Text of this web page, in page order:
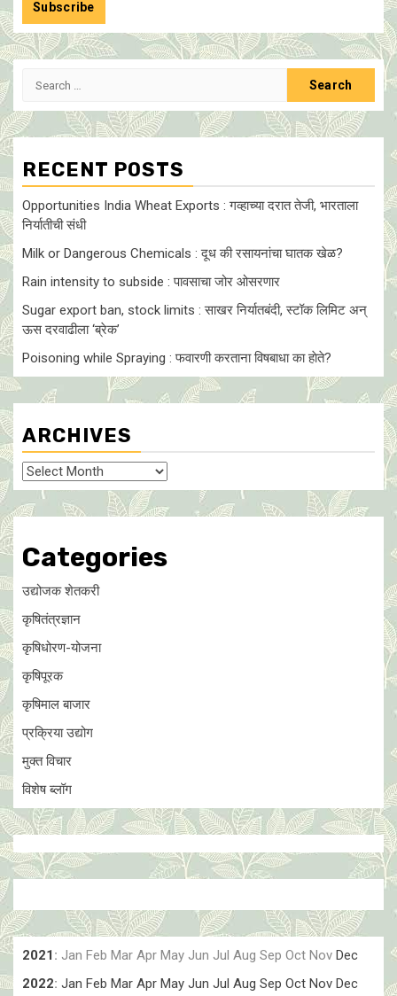
Search
RECENT POSTS
Opportunities India Wheat Exports : गव्हाच्या दरात तेजी, भारताला
निर्यातीची संधी
Milk or Dangerous Chemicals : दूध की रसायनांचा घातक खेळ?
Rain intensity to subside : पावसाचा जोर ओसरणार
Sugar export ban, stock limits : साखर निर्यातबंदी, स्टॉक लिमिट अन्
ऊस दरवाढीला ‘ब्रेक’
Poisoning while Spraying : फवारणी करताना विषबाधा का हाेते?
ARCHIVES
Archives
Categories
उद्योजक शेतकरी
कृषितंत्रज्ञान
कृषिधोरण-योजना
कृषिपूरक
कृषिमाल बाजार
प्रक्रिया उद्योग
मुक्त विचार
विशेष ब्लॉग
2021 : Jan Feb Mar Apr May Jun Jul Aug Sep Oct Nov Dec
2022: Jan Feb Mar Apr May Jun Jul Aug Sep Oct Nov Dec